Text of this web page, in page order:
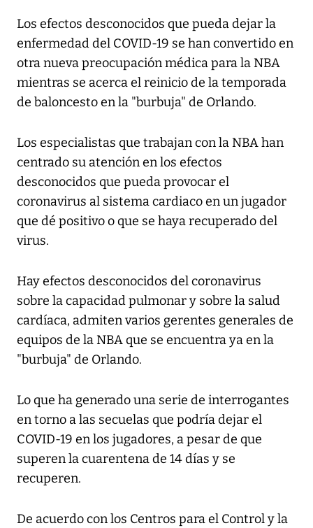
Los efectos desconocidos que pueda dejar la
enfermedad del COVID-19 se han convertido en
otra nueva preocupación médica para la NBA
mientras se acerca el reinicio de la temporada
de baloncesto en la "burbuja" de Orlando.
Los especialistas que trabajan con la NBA han
centrado su atención en los efectos
desconocidos que pueda provocar el
coronavirus al sistema cardiaco en un jugador
que dé positivo o que se haya recuperado del
virus.
Hay efectos desconocidos del coronavirus
sobre la capacidad pulmonar y sobre la salud
cardíaca, admiten varios gerentes generales de
equipos de la NBA que se encuentra ya en la
"burbuja" de Orlando.
Lo que ha generado una serie de interrogantes
en torno a las secuelas que podría dejar el
COVID-19 en los jugadores, a pesar de que
superen la cuarentena de 14 días y se
recuperen.
De acuerdo con los Centros para el Control y la